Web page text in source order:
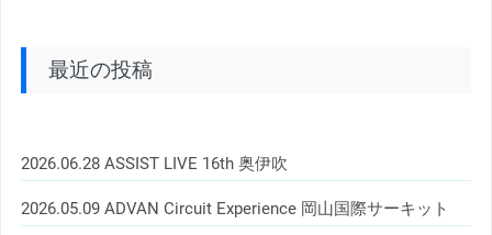
最近の投稿
2026.06.28 ASSIST LIVE 16th 奥伊吹
2026.05.09 ADVAN Circuit Experience 岡山国際サーキット